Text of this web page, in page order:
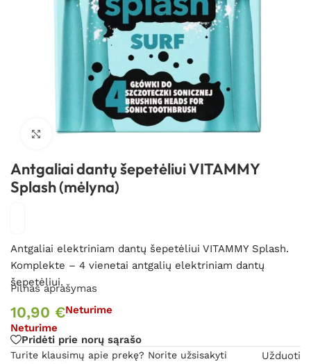
Spustelėkite, kad padidintumėte
Antgaliai dantų šepetėliui VITAMMY
Splash (mėlyna)
Antgaliai elektriniam dantų šepetėliui VITAMMY Splash.
Komplekte – 4 vienetai antgalių elektriniam dantų
šepetėliui.
Pilnas aprašymas
10,90 €Neturime
Neturime
Pridėti prie norų sąrašo
Turite klausimų apie prekę? Norite užsisakyti
Užduoti